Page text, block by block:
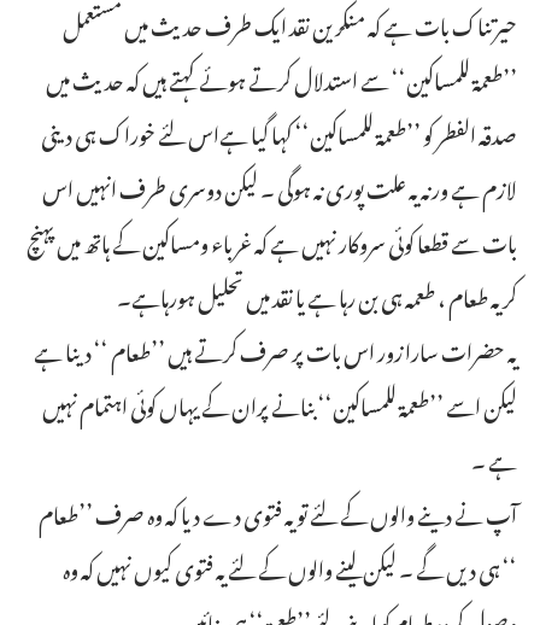
حیرتناک بات ہے کہ منکرین نقد ایک طرف حدیث میں مستعمل
’’طعمۃ للمساکین‘‘ سے استدلال کرتے ہوئے کہتے ہیں کہ حدیث میں
صدقہ الفطر کو ’’طعمۃ للمساکین‘‘ کہا گیا ہےاس لئے خوراک ہی دینی
لازم ہے ورنہ یہ علت پوری نہ ہوگی ۔ لیکن دوسری طرف انہیں اس
بات سے قطعا کوئی سروکار نہیں ہے کہ غرباء ومساکین کے ہاتھ میں پہنچ
کر یہ طعام ، طعمہ ہی بن رہا ہے یا نقد میں تحلیل ہورہاہے۔
یہ حضرات سارا زور اس بات پر صرف کرتے ہیں ’’طعام ‘‘ دینا ہے
لیکن اسے ’’طعمۃ للمساکین‘‘ بنانے پران کے یہاں کوئی اہتمام نہیں
ہے ۔
آپ نے دینے والوں کے لئے تو یہ فتوی دے دیا کہ وہ صرف ’’طعام
‘‘ ہی دیں گے ۔ لیکن لینے والوں کے لئے یہ فتوی کیوں نہیں کہ وہ